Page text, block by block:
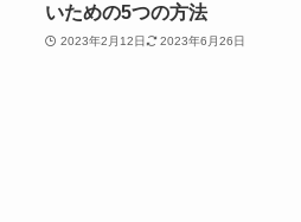
いための5つの方法
2023年2月12日 2023年6月26日